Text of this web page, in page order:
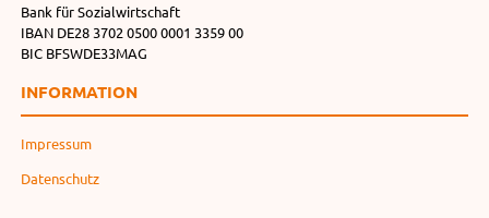
Bank für Sozialwirtschaft
IBAN DE28 3702 0500 0001 3359 00
BIC BFSWDE33MAG
INFORMATION
Impressum
Datenschutz